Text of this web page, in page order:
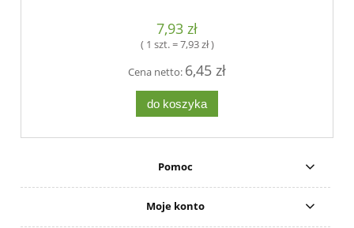
7,93 zł
( 1 szt. = 7,93 zł )
Cena netto: 6,45 zł
do koszyka
Pomoc
Moje konto